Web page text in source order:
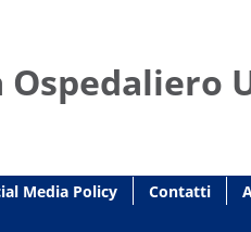
Ospedaliero
Media Policy Contatti